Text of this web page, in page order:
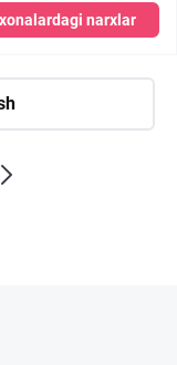
narxlar